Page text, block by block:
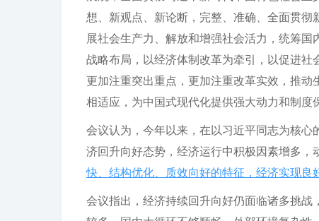
想、新观点、新论断，完整、准确、全面贯
展社会生产力、解放和增强社会活力，统筹国
战略布局，以经济体制改革为牵引，以促进社
更加注重突出重点，更加注重改革实效，推
相适应，为中国式现代化提供强大动力和制度
会议认为，今年以来，在以习近平同志为核
济回升向好态势，经济运行中积极因素增多，
快、结构优化、质效向好的特征，经济实现良
会议指出，经济持续回升向好仍面临诸多挑